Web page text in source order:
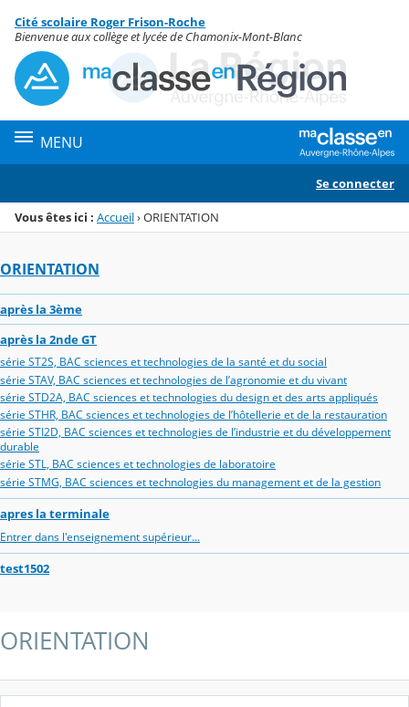
Menu de la rubrique
Contenu
Cité scolaire Roger Frison-Roche
Bienvenue aux collège et lycée de Chamonix-Mont-Blanc
MENU
Se connecter
Vous êtes ici : Accueil›ORIENTATION
ORIENTATION
après la 3ème
après la 2nde GT
série ST2S, BAC sciences et technologies de la santé et du social
série STAV, BAC sciences et technologies de l’agronomie et du vivant
série STD2A, BAC sciences et technologies du design et des arts appliqués
série STHR, BAC sciences et technologies de l’hôtellerie et de la restauration
série STI2D, BAC sciences et technologies de l’industrie et du développement
durable
série STL, BAC sciences et technologies de laboratoire
série STMG, BAC sciences et technologies du management et de la gestion
apres la terminale
Entrer dans l'enseignement supérieur...
test1502
ORIENTATION